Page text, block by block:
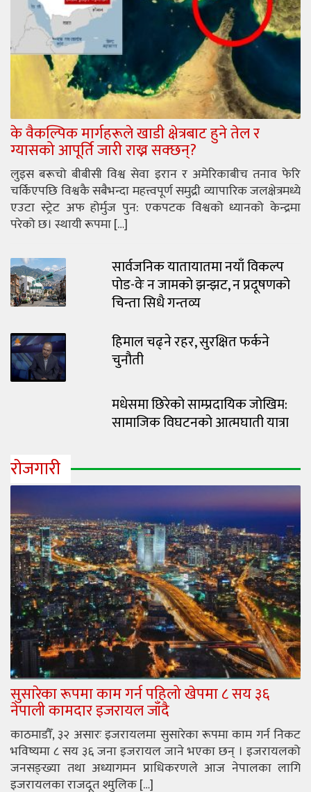
के वैकल्पिक मार्गहरूले खाडी क्षेत्रबाट हुने तेल र
ग्यासको आपूर्ति जारी राख्न सक्छन्?
लुइस बरूचो बीबीसी विश्व सेवा इरान र अमेरिकाबीच तनाव फेरि
चर्किएपछि विश्वकै सबैभन्दा महत्त्वपूर्ण समुद्री व्यापारिक जलक्षेत्रमध्ये
एउटा स्ट्रेट अफ होर्मुज पुन: एकपटक विश्वको ध्यानको केन्द्रमा
परेको छ। स्थायी रूपमा […]
सार्वजनिक यातायातमा नयाँ विकल्प
पोड-वेः न जामको झन्झट, न प्रदूषणको
चिन्ता सिधै गन्तव्य
हिमाल चढ्ने रहर, सुरक्षित फर्कने
चुनौती
मधेसमा छिरेको साम्प्रदायिक जोखिम:
सामाजिक विघटनको आत्मघाती यात्रा
रोजगारी
सुसारेका रूपमा काम गर्न पहिलो खेपमा ८ सय ३६
नेपाली कामदार इजरायल जाँदै
काठमाडौँ, ३२ असारः इजरायलमा सुसारेका रूपमा काम गर्न निकट
भविष्यमा ८ सय ३६ जना इजरायल जाने भएका छन् । इजरायलको
जनसङ्ख्या तथा अध्यागमन प्राधिकरणले आज नेपालका लागि
इजरायलका राजदूत श्मुलिक […]